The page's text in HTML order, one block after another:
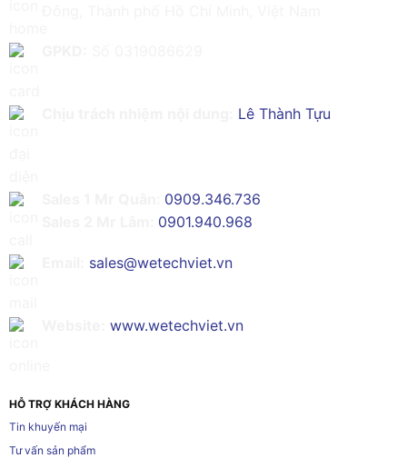
Lê Thành Tựu
0909.346.736
0901.940.968
sales@wetechviet.vn
www.wetechviet.vn
HỖ TRỢ KHÁCH HÀNG
Tin khuyến mại
Tư vấn sản phẩm